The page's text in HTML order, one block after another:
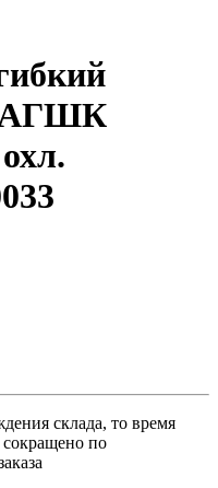
АГШК
склада, то время
по